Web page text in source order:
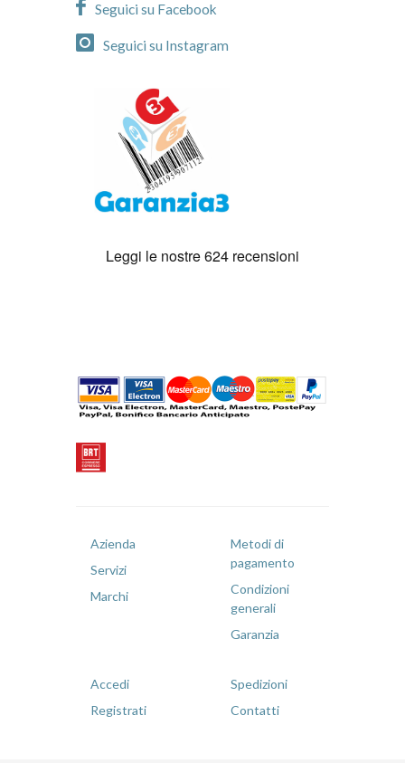
Seguici su Facebook
Seguici su Instagram
Azienda
Servizi
Marchi
Metodi di
pagamento
Condizioni
generali
Garanzia
Accedi
Registrati
Spedizioni
Contatti